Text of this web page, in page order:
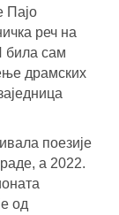
Пајо
реч на
била сам
драмских
поезије
а 2022.
од